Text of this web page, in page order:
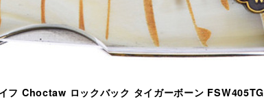
フ Choctaw ロックバック タイガーボーン FSW405TG